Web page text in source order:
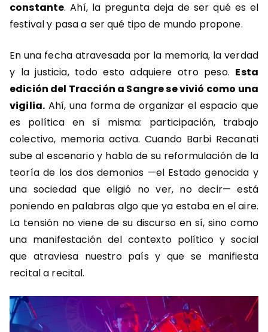
constante. Ahí, la pregunta deja de ser qué es el
festival y pasa a ser qué tipo de mundo propone.
En una fecha atravesada por la memoria, la verdad
y la justicia, todo esto adquiere otro peso. Esta
edición del Tracción a Sangre se vivió como una
vigilia. Ahí, una forma de organizar el espacio que
es política en sí misma: participación, trabajo
colectivo, memoria activa. Cuando Barbi Recanati
sube al escenario y habla de su reformulación de la
teoría de los dos demonios —el Estado genocida y
una sociedad que eligió no ver, no decir— está
poniendo en palabras algo que ya estaba en el aire.
La tensión no viene de su discurso en sí, sino como
una manifestación del contexto político y social
que atraviesa nuestro país y que se manifiesta
recital a recital.